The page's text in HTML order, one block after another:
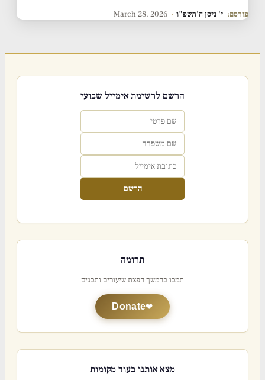
פורסם: י' ניסן ה'תשפ"ו ·
March 28, 2026
הרשם לרשימת אימייל שבועי
הרשם
תרומה
תמכו בהמשך הפצת שיעורים ותכנים
Donate
מצא אותנו בעוד מקומות